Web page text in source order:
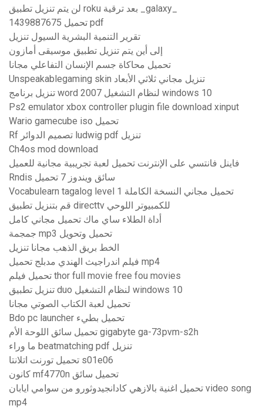
لن يتم تنزيل تطبيق roku بعد ترقية _galaxy_
1439887675 تحميل pdf
تقرير التنمية البشرية السيول تنزيل
إلى أين يتم تنزيل تطبيق موسيقى أمازون
تحميل محاكاة جسم الإنسان التفاعلي مجانا
Unspeakablegaming skin تنزيل مجاني ثلاثي الأبعاد
تنزيل برنامج word 2007 لنظام التشغيل windows 10
Ps2 emulator xbox controller plugin file download xinput
Wario gamecube iso تحميل
Rf تصميم الدوائر ludwig pdf تنزيل
Ch4os mod download
فاينل فانتسي على الإنترنت تحميل لعبة تجريبية مجانية للعميل
Rndis سائق ويندوز 7 تحميل
Vocabulearn tagalog level 1 تحميل مجاني النسخة الكاملة
قم بتنزيل تطبيق directtv للكمبيوتر اللوحي
أداة الطلاء ساي ماك تحميل مجاني كامل
جمجمة mp3 تحميل وتحويل
الخط بريق الذهب مجانا تنزيل
فيلم اندراجيث الهندي مدبلج تحميل mp4
تحميل فيلم thor full movie free fou movies
تنزيل تطبيق duo لنظام التشغيل windows 10
تحميل لعبة الكتاب الصوتي مجانا
Bdo pc launcher تحميل بطيء
تحميل سائق اللوحة الأم gigabyte ga-73pvm-s2h
ما وراء beatmatching pdf تنزيل
تحميل تورنت اتلانتا s01e06
كانون mf4770n تحميل سائق
تحميل اغنية بالازهي كادانجيدوثورو من سوامي ايابان video song
mp4